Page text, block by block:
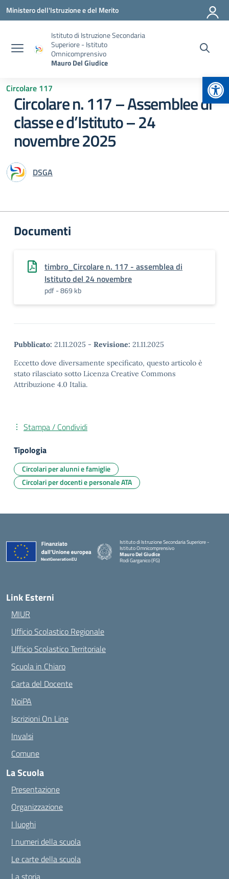
Vai ai contenuti
Vai al menu di navigazione
Vai al footer
Ministero dell'Istruzione e del Merito
Istituto di Istruzione Secondaria
Superiore - Istituto
Omnicomprensivo
Mauro Del Giudice
Circolare 117
Circolare n. 117 – Assemblee di
classe e d’Istituto – 24
novembre 2025
DSGA
Documenti
timbro_Circolare n. 117 - assemblea di
Istituto del 24 novembre
pdf - 869 kb
Pubblicato: 21.11.2025 - Revisione: 21.11.2025
Eccetto dove diversamente specificato, questo articolo è
stato rilasciato sotto Licenza Creative Commons
Attribuzione 4.0 Italia.
Stampa / Condividi
Tipologia
Circolari per alunni e famiglie
Circolari per docenti e personale ATA
Istituto di Istruzione Secondaria Superiore -
Istituto Omnicomprensivo
Mauro Del Giudice
Rodi Garganico (FG)
— Visita la pagina iniziale della scuola
Link Esterni
MIUR
Ufficio Scolastico Regionale
Ufficio Scolastico Territoriale
Scuola in Chiaro
Carta del Docente
NoiPA
Iscrizioni On Line
Invalsi
Comune
La Scuola
Presentazione
Organizzazione
I luoghi
I numeri della scuola
Le carte della scuola
La storia